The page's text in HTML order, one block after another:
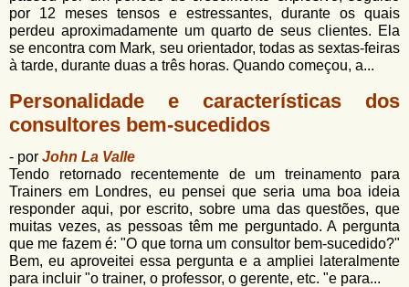
por 12 meses tensos e estressantes, durante os quais
perdeu aproximadamente um quarto de seus clientes. Ela
se encontra com Mark, seu orientador, todas as sextas-feiras
à tarde, durante duas a três horas. Quando começou, a...
Personalidade e características dos
consultores bem-sucedidos
- por John La Valle
Tendo retornado recentemente de um treinamento para
Trainers em Londres, eu pensei que seria uma boa ideia
responder aqui, por escrito, sobre uma das questões, que
muitas vezes, as pessoas têm me perguntado. A pergunta
que me fazem é: "O que torna um consultor bem-sucedido?"
Bem, eu aproveitei essa pergunta e a ampliei lateralmente
para incluir "o trainer, o professor, o gerente, etc. "e para...